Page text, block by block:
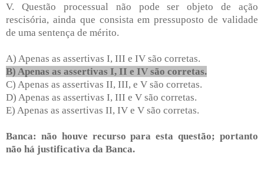
V. Questão processual não pode ser objeto de ação
rescisória, ainda que consista em pressuposto de validade
de uma sentença de mérito.
A) Apenas as assertivas I, III e IV são corretas.
B) Apenas as assertivas I, II e IV são corretas.
C) Apenas as assertivas II, III, e V são corretas.
D) Apenas as assertivas I, III e V são corretas.
E) Apenas as assertivas II, IV e V são corretas.
Banca: não houve recurso para esta questão; portanto
não há justificativa da Banca.